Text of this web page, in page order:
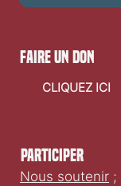
Participer
Nous soutenir ;
faire un don
CLIQUEZ ICI